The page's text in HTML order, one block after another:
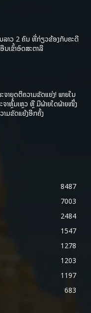
ລາວ 2 ຄົນ ທີ່ກ່ຽວຂ້ອງກັບຄະດີ
ນເຂົ້າອົດສະຕາລີ
ຈາຍຸດຕິຄວາມຂັດແຍ່ງ! ພາຍໃນ
ຈາຫຼົ້ມເຫຼວ ຫຼື ມີຝ່າຍໃດຝ່າຍໜຶ່ງ
າມຂັດແຍ້ງອີກຄັ້ງ
8487
7003
2484
1547
1278
1203
1197
683